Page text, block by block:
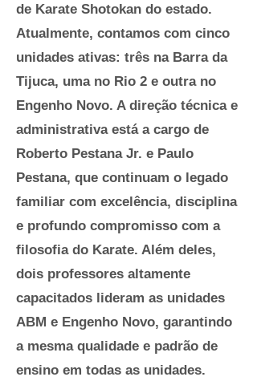
de Karate Shotokan do estado.
Atualmente, contamos com cinco
unidades ativas: três na Barra da
Tijuca, uma no Rio 2 e outra no
Engenho Novo. A direção técnica e
administrativa está a cargo de
Roberto Pestana Jr. e Paulo
Pestana, que continuam o legado
familiar com excelência, disciplina
e profundo compromisso com a
filosofia do Karate. Além deles,
dois professores altamente
capacitados lideram as unidades
ABM e Engenho Novo, garantindo
a mesma qualidade e padrão de
ensino em todas as unidades.